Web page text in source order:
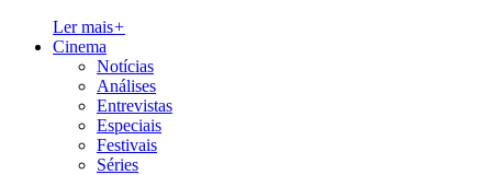
Ler mais+
Cinema
Notícias
Análises
Entrevistas
Especiais
Festivais
Séries